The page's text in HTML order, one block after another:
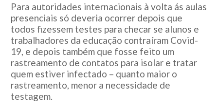
Para autoridades internacionais à volta ás aulas
presenciais só deveria ocorrer depois que
todos fizessem testes para checar se alunos e
trabalhadores da educação contraíram Covid-
19, e depois também que fosse feito um
rastreamento de contatos para isolar e tratar
quem estiver infectado – quanto maior o
rastreamento, menor a necessidade de
testagem.